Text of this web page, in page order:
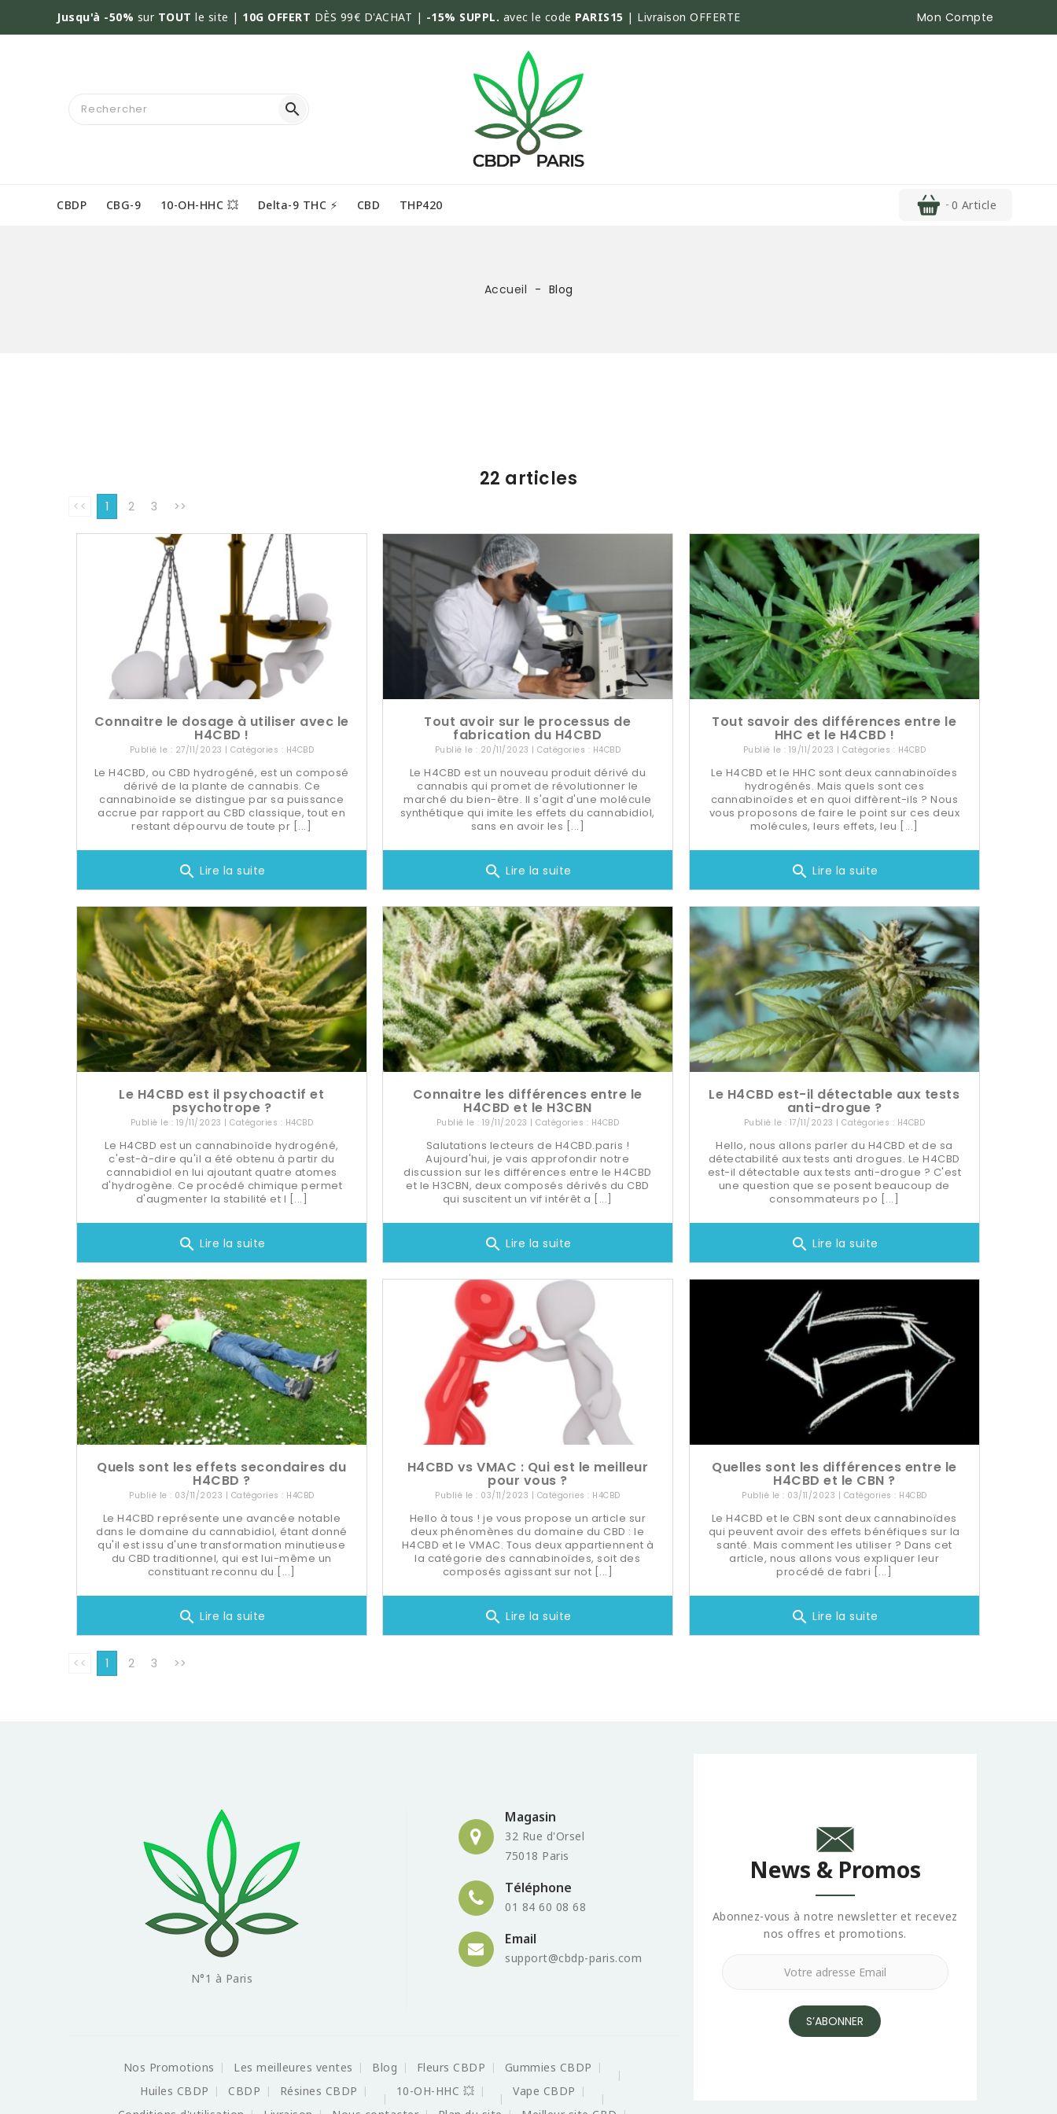
Jusqu'à -50% sur TOUT le site | 10G OFFERT DÈS 99€ D'ACHAT | -15% SUPPL. avec le code PARIS15 | Livraison OFFERTE Mon Compte

CBDP CBG-9 10-OH-HHC 💥 Delta-9 THC ⚡ CBD THP420 0 Article
Accueil Blog
22 articles
<< 1 2 3 >>
Connaitre le dosage à utiliser avec le
H4CBD !
Publié le : 27/11/2023 | Catégories : H4CBD
Le H4CBD, ou CBD hydrogéné, est un composé
dérivé de la plante de cannabis. Ce
cannabinoïde se distingue par sa puissance
accrue par rapport au CBD classique, tout en
restant dépourvu de toute pr [...]
search Lire la suite
Tout avoir sur le processus de
fabrication du H4CBD
Publié le : 20/11/2023 | Catégories : H4CBD
Le H4CBD est un nouveau produit dérivé du
cannabis qui promet de révolutionner le
marché du bien-être. Il s'agit d'une molécule
synthétique qui imite les effets du cannabidiol,
sans en avoir les [...]
search Lire la suite
Tout savoir des différences entre le
HHC et le H4CBD !
Publié le : 19/11/2023 | Catégories : H4CBD
Le H4CBD et le HHC sont deux cannabinoïdes
hydrogénés. Mais quels sont ces
cannabinoïdes et en quoi diffèrent-ils ? Nous
vous proposons de faire le point sur ces deux
molécules, leurs effets, leu [...]
search Lire la suite
Le H4CBD est il psychoactif et
psychotrope ?
Publié le : 19/11/2023 | Catégories : H4CBD
Le H4CBD est un cannabinoïde hydrogéné,
c'est-à-dire qu'il a été obtenu à partir du
cannabidiol en lui ajoutant quatre atomes
d'hydrogène. Ce procédé chimique permet
d'augmenter la stabilité et l [...]
search Lire la suite
Connaitre les différences entre le
H4CBD et le H3CBN
Publié le : 19/11/2023 | Catégories : H4CBD
Salutations lecteurs de H4CBD.paris !
Aujourd'hui, je vais approfondir notre
discussion sur les différences entre le H4CBD
et le H3CBN, deux composés dérivés du CBD
qui suscitent un vif intérêt a [...]
search Lire la suite
Le H4CBD est-il détectable aux tests
anti-drogue ?
Publié le : 17/11/2023 | Catégories : H4CBD
Hello, nous allons parler du H4CBD et de sa
détectabilité aux tests anti drogues. Le H4CBD
est-il détectable aux tests anti-drogue ? C'est
une question que se posent beaucoup de
consommateurs po [...]
search Lire la suite
Quels sont les effets secondaires du
H4CBD ?
Publié le : 03/11/2023 | Catégories : H4CBD
Le H4CBD représente une avancée notable
dans le domaine du cannabidiol, étant donné
qu'il est issu d'une transformation minutieuse
du CBD traditionnel, qui est lui-même un
constituant reconnu du [...]
search Lire la suite
H4CBD vs VMAC : Qui est le meilleur
pour vous ?
Publié le : 03/11/2023 | Catégories : H4CBD
Hello à tous ! je vous propose un article sur
deux phénomènes du domaine du CBD : le
H4CBD et le VMAC. Tous deux appartiennent à
la catégorie des cannabinoïdes, soit des
composés agissant sur not [...]
search Lire la suite
Quelles sont les différences entre le
H4CBD et le CBN ?
Publié le : 03/11/2023 | Catégories : H4CBD
Le H4CBD et le CBN sont deux cannabinoïdes
qui peuvent avoir des effets bénéfiques sur la
santé. Mais comment les utiliser ? Dans cet
article, nous allons vous expliquer leur
procédé de fabri [...]
search Lire la suite
<< 1 2 3 >>
N°1 à Paris
Magasin
32 Rue d'Orsel
75018 Paris
Téléphone
01 84 60 08 68
Email
support@cbdp-paris.com
Nos Promotions Les meilleures ventes Blog Fleurs CBDP
Gummies CBDP
Huiles CBDP
CBDP Résines CBDP 10-OH-HHC 💥
Vape CBDP
News & Promos
Abonnez-vous à notre newsletter et recevez
nos offres et promotions.